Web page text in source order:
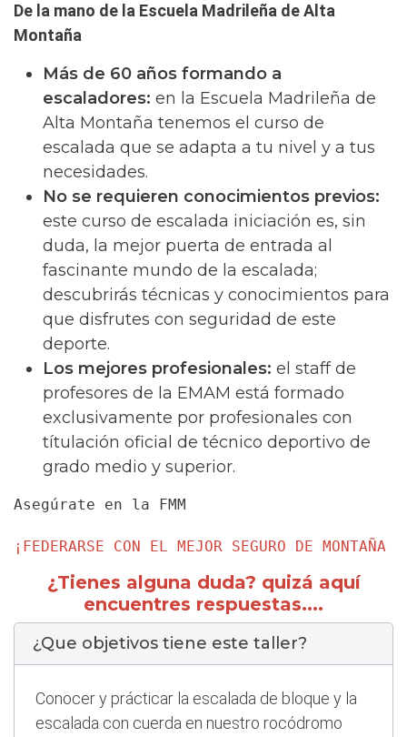
De la mano de la Escuela Madrileña de Alta
Montaña
Más de 60 años formando a
escaladores: en la Escuela Madrileña de
Alta Montaña tenemos el curso de
escalada que se adapta a tu nivel y a tus
necesidades.
No se requieren conocimientos previos:
este curso de escalada iniciación es, sin
duda, la mejor puerta de entrada al
fascinante mundo de la escalada;
descubrirás técnicas y conocimientos para
que disfrutes con seguridad de este
deporte.
Los mejores profesionales: el staff de
profesores de la EMAM está formado
exclusivamente por profesionales con
títulación oficial de técnico deportivo de
grado medio y superior.
Asegúrate en la FMM
¡FEDERARSE CON EL MEJOR SEGURO DE MONTAÑA
¿Tienes alguna duda? quizá aquí
encuentres respuestas....
¿Que objetivos tiene este taller?
Conocer y prácticar la escalada de bloque y la
escalada con cuerda en nuestro rocódromo